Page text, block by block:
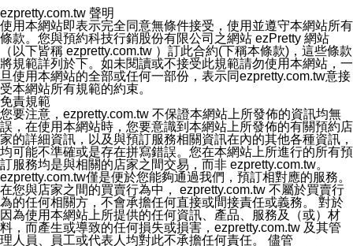
寄發相關訊息等。
九、Instagram貼文同步功能
您可以透過ezPretty店家系統後台所提供Instagram貼文同
步功能，來將Instagram的貼文同步到 ezPretty 的作品集，
使用此功能您需要授權本公司存取您的Instagram帳號，您
的授權將僅用於同步您的貼文至店家系統。
十、取消Instagram授權方式
如果您有使用ezPretty網站所提供Instagram貼文同步功
能，您可以於任何時間取消您的 Instagram 授權，只需要
透過電子郵件和服務人員聯絡，本公司會盡快清除您的授
權資料，或是您可以登入店家系統後台使用取消授權功
能，系統將立即清除您的授權資料，並完全清除您透過此
功能所同步的Instagram貼文。
十一、取消帳號資料方式
如果您有使用本公司ezPretty網站所提供功能，您可以於
任何時間取消您的帳號或是資料，只需要透過電子郵件( e-
mail:[email protected])和服務人員聯絡，本公司會盡快清
除您的帳號和相關資料。
十二、隱私權聲明的更新
ezpretty.com.tw 聲明
使用本網站即表示完全同意無條件接受，使用並遵守本網站所有
條款。您與預約科技行銷股份有限公司之網站 ezPretty 網站
（以下皆稱 ezpretty.com.tw ）訂此合約(下稱本條款)，這些條款
將規範詳列於下。如未閱讀或不接受此規範請勿使用本網站，一
旦使用本網站的全部或任何一部份，表示同ezpretty.com.tw意接
受本網站所有規範的約束。
免責規範
您要注意，ezpretty.com.tw 不保證本網站上所發佈的資訊均無
誤，在使用本網站時，您要意識到本網站上所發佈的有關預約店
家的詳細資訊，以及與預訂服務相關資訊在內的其他各種資訊，
均可能不準確或是存在拼寫錯誤。您在本網站上所進行的所有預
訂服務均是與相關的店家之間交易，而非 ezpretty.com.tw。
ezpretty.com.tw僅是便於您能夠通過我們，預訂相對應的服務。
在您與店家之間的買賣行為中， ezpretty.com.tw 不屬於買賣行
為的任何相關方，不會承擔任何直接或間接責任或義務。 對於
因為使用本網站上所提供的任何資訊、產品、服務及（或）材
料，而產生或導致的任何損失或損害，ezpretty.com.tw 及其管
理人員、員工或代表人均對此不承擔任何責任。 儘管